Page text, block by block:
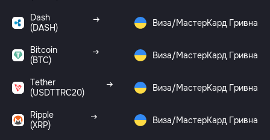
Dash
(DASH)
Виза/МастерКард Гривна
Bitcoin
(BTC)
Виза/МастерКард Гривна
Tether
(USDTTRC20)
Виза/МастерКард Гривна
Ripple
(XRP)
Виза/МастерКард Гривна